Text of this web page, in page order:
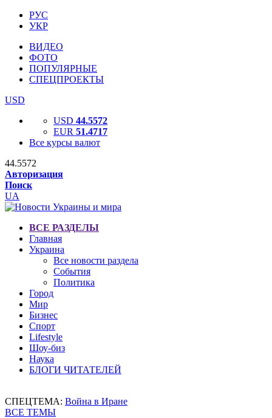
РУС
УКР
ВИДЕО
ФОТО
ПОПУЛЯРНЫЕ
СПЕЦПРОЕКТЫ
USD
USD 44.5572
EUR 51.4717
Все курсы валют
44.5572
Авторизация
Поиск
UA
ВСЕ РАЗДЕЛЫ
Главная
Украина
Все новости раздела
События
Политика
Город
Мир
Бизнес
Спорт
Lifestyle
Шоу-биз
Наука
БЛОГИ ЧИТАТЕЛЕЙ
СПЕЦТЕМА: Война в Иране
ВСЕ ТЕМЫ